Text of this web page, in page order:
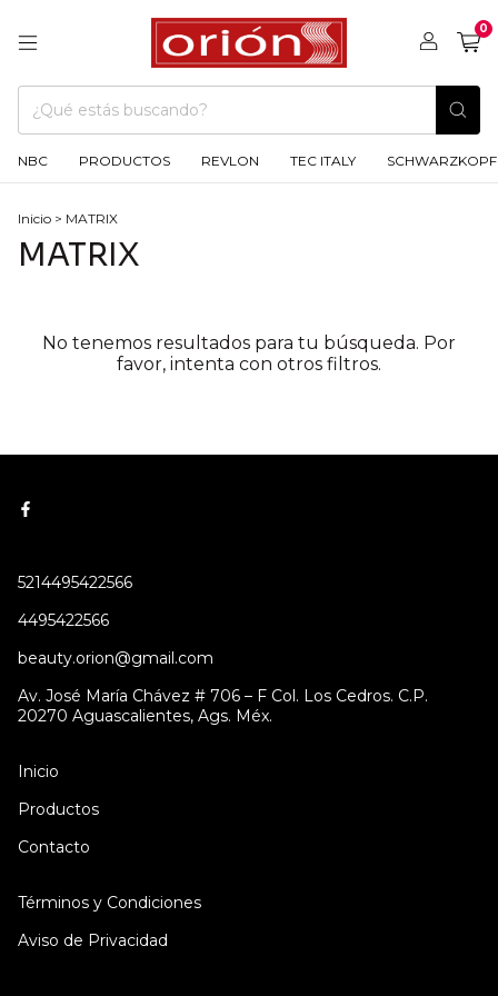
0
NBC PRODUCTOS REVLON TEC ITALY SCHWARZKOPF
Inicio > MATRIX
MATRIX
No tenemos resultados para tu búsqueda. Por
favor, intenta con otros filtros.
5214495422566
4495422566
beauty.orion@gmail.com
Av. José María Chávez # 706 – F Col. Los Cedros. C.P.
20270 Aguascalientes, Ags. Méx.
Inicio
Productos
Contacto
Términos y Condiciones
Aviso de Privacidad